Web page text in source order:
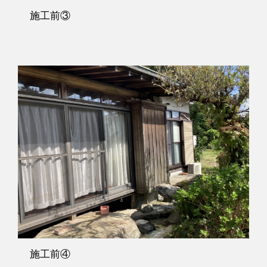
施工前③
施工前④